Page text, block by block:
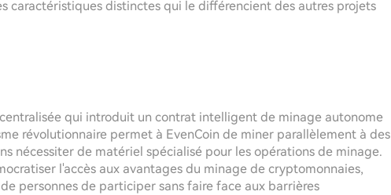
caractéristiques distinctes qui le différencient des autres projets
qui introduit un contrat intelligent de minage autonome
révolutionnaire permet à EvenCoin de miner parallèlement à des
nécessiter de matériel spécialisé pour les opérations de minage.
l'accès aux avantages du minage de cryptomonnaies,
personnes de participer sans faire face aux barrières